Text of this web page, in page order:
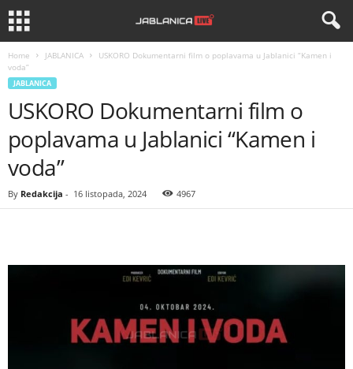
Home JABLANICA
USKORO Dokumentarni film o poplavama u Jablanici “Kamen i
voda”
JABLANICA
USKORO Dokumentarni film o
poplavama u Jablanici “Kamen i
voda”
By Redakcija - 16 listopada, 2024 4967